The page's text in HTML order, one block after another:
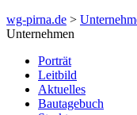
wg-pirna.de >
Unternehmen
Porträt
Leitbild
Aktuelles
Bautagebuch